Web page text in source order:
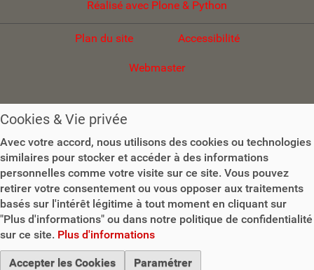
Réalisé avec Plone & Python
Plan du site Accessibilité
Webmaster
Cookies & Vie privée
Avec votre accord, nous utilisons des cookies ou technologies
similaires pour stocker et accéder à des informations
personnelles comme votre visite sur ce site. Vous pouvez
retirer votre consentement ou vous opposer aux traitements
basés sur l'intérêt légitime à tout moment en cliquant sur
"Plus d'informations" ou dans notre politique de confidentialité
sur ce site. Plus d'informations
Accepter les Cookies Paramétrer